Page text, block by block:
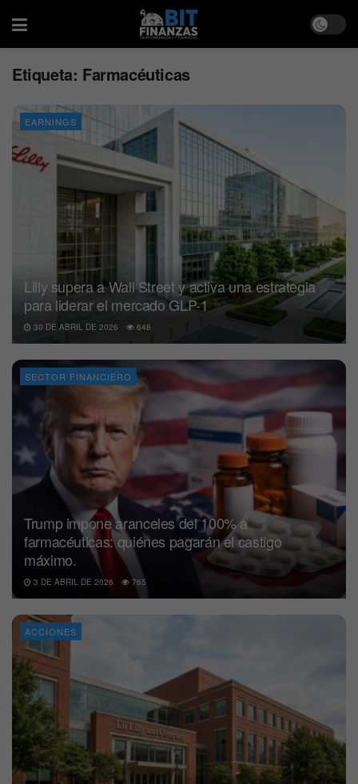
Etiqueta: Farmacéuticas
EARNINGS
Lilly supera a Wall Street y activa una estrategia
para liderar el mercado GLP-1
30 DE ABRIL DE 2026 648
SECTOR FINANCIERO
Trump impone aranceles del 100% a
farmacéuticas: quiénes pagarán el castigo
máximo.
3 DE ABRIL DE 2026 765
ACCIONES